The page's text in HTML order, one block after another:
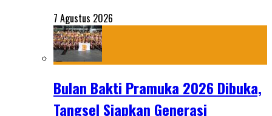
7 Agustus 2026
Bulan Bakti Pramuka 2026 Dibuka,
Tangsel Siapkan Generasi